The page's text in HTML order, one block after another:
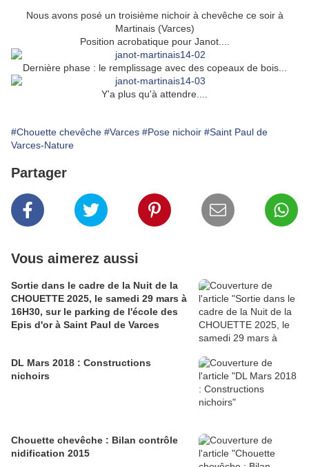
Nous avons posé un troisième nichoir à chevêche ce soir à
Martinais (Varces)
Position acrobatique pour Janot....
Dernière phase : le remplissage avec des copeaux de bois...
Y'a plus qu'à attendre....
#Chouette chevêche #Varces #Pose nichoir #Saint Paul de
Varces-Nature
Partager
Vous aimerez aussi
Sortie dans le cadre de la Nuit de la
CHOUETTE 2025, le samedi 29 mars à
16H30, sur le parking de l'école des
Epis d'or à Saint Paul de Varces
DL Mars 2018 : Constructions
nichoirs
Chouette chevêche : Bilan contrôle
nidification 2015